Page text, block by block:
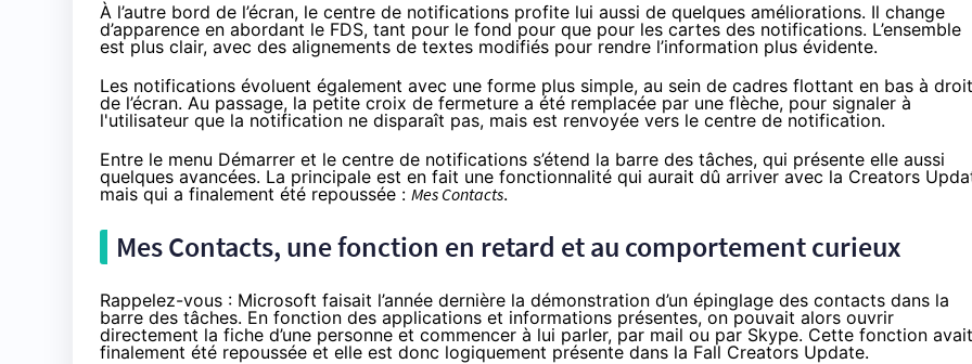
À l’autre bord de l’écran, le centre de notifications profite lui aussi de quelques améliorations. Il change
d’apparence en abordant le FDS, tant pour le fond pour que pour les cartes des notifications. L’ensemble
est plus clair, avec des alignements de textes modifiés pour rendre l’information plus évidente.
Les notifications évoluent également avec une forme plus simple, au sein de cadres flottant en bas à
de l’écran. Au passage, la petite croix de fermeture a été remplacée par une flèche, pour signaler à
l'utilisateur que la notification ne disparaît pas, mais est renvoyée vers le centre de notification.
Entre le menu Démarrer et le centre de notifications s’étend la barre des tâches, qui présente elle aussi
quelques avancées. La principale est en fait une fonctionnalité qui aurait dû arriver avec la Creators
mais qui a finalement été repoussée : Mes Contacts.
Mes Contacts, une fonction en retard et au comportement curieux
Rappelez-vous : Microsoft faisait l’année dernière la démonstration d’un épinglage des contacts dans la
barre des tâches. En fonction des applications et informations présentes, on pouvait alors ouvrir
directement la fiche d’une personne et commencer à lui parler, par mail ou par Skype. Cette fonction avait
finalement été repoussée et elle est donc logiquement présente dans la Fall Creators Update.